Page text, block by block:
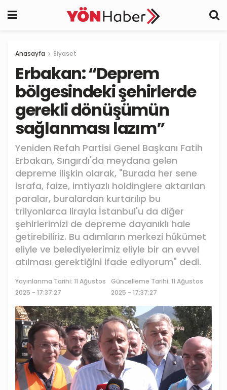
Anasayfa Siyaset
Erbakan: “Deprem
bölgesindeki şehirlerde
gerekli dönüşümün
sağlanması lazım”
Yeniden Refah Partisi Genel Başkanı Fatih
Erbakan, Sıngırdı'da meydana gelen
depreme ilişkin olarak, "Burada her sene
israfa, faize, imtiyazlı holdinglere aktarılan
paralar, buralardan kurtarılıp bu
trilyonlarca lirayla İstanbul'u da diğer
şehirlerimizi de depreme dayanıklı hale
getirebiliriz. Bu adımların merkezi hükümet
eliyle ve belediyelerimiz eliyle bir an evvel
atılması gerektiğini ifade ediyorum" dedi.
Yayınlanma Tarihi: 11 Ağustos
2025 - 17:37:27
Güncelleme Tarihi: 11 Ağustos
2025 - 17:37:27